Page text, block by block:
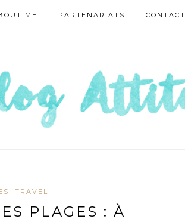
ME PARTENARIATS CONTACT
TRAVEL
PLAGES : À